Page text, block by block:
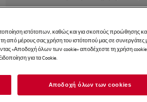
ιστότοπων, καθώς και για σκοπούς προώθησης
από μέρους σας χρήση του ιστότοπού μας σε
«Αποδοχή όλων των cookie» αποδέχεστε τη χρήση
για τα Cookie.
Αποδοχή όλων των cookies